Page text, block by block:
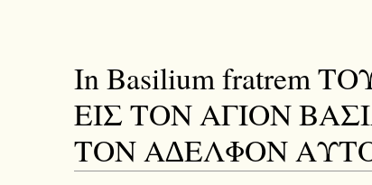
In Basilium fratrem
ΕΙΣ ΤΟΝ ΑΓΙΟΝ
ΤΟΝ Α∆ΕΛΦΟΝ